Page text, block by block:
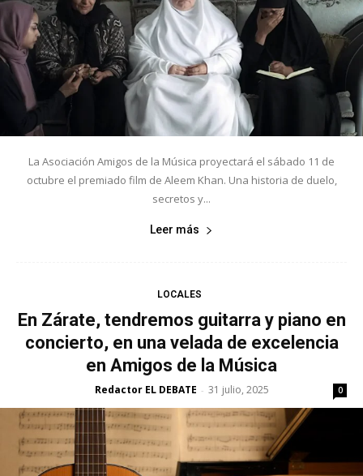
La Asociación Amigos de la Música proyectará el sábado 11 de
octubre el premiado film de Aleem Khan. Una historia de duelo,
secretos y...
Leer más
LOCALES
En Zárate, tendremos guitarra y piano en
concierto, en una velada de excelencia
en Amigos de la Música
Redactor EL DEBATE - 31 julio, 2025 0